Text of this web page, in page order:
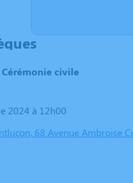
Cérémonie civile
2024 à 12h00
68 Avenue Ambroise